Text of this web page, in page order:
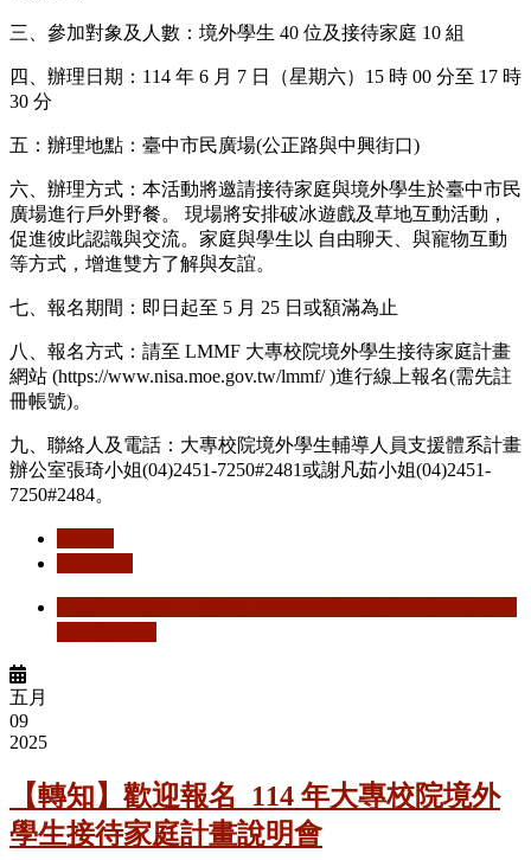
三、參加對象及人數：境外學生 40 位及接待家庭 10 組
四、辦理日期：114 年 6 月 7 日（星期六）15 時 00 分至 17 時
30 分
五：辦理地點：臺中市民廣場(公正路與中興街口)
六、辦理方式：本活動將邀請接待家庭與境外學生於臺中市民
廣場進行戶外野餐。 現場將安排破冰遊戲及草地互動活動，
促進彼此認識與交流。家庭與學生以 自由聊天、與寵物互動
等方式，增進雙方了解與友誼。
七、報名期間：即日起至 5 月 25 日或額滿為止
八、報名方式：請至 LMMF 大專校院境外學生接待家庭計畫
網站 (https://www.nisa.moe.gov.tw/lmmf/ )進行線上報名(需先註
冊帳號)。
九、聯絡人及電話：大專校院境外學生輔導人員支援體系計畫
辦公室張琦小姐(04)2451-7250#2481或謝凡茹小姐(04)2451-
7250#2484。
五月
09
2025
【轉知】歡迎報名_114 年大專校院境外
學生接待家庭計畫說明會